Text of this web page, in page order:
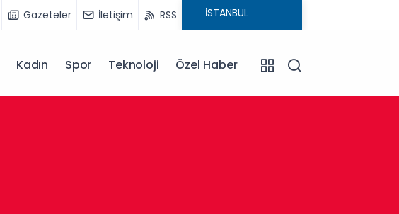
Gazeteler İletişim RSS
Kadın Spor Teknoloji Özel Haber